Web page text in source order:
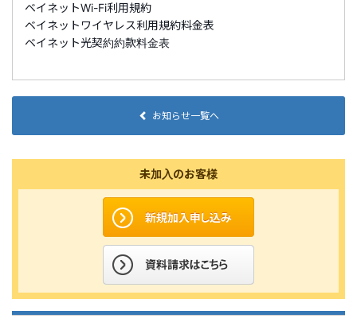
ベイネットWi-Fi利用規約
ベイネットワイヤレス利用規約料金表
ベイネット光契約約款料金表
お知らせ一覧へ
未加入のお客様